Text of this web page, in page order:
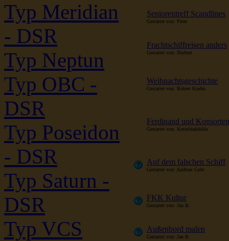
Typ Meridian
- DSR
Typ Neptun
Typ OBC -
DSR
Typ Poseidon
- DSR
Typ Saturn -
DSR
Typ VCS
Seniorentreff Scandlines
Gestartet von: Peter
Frachtschiffreisen anders
Gestartet von: Norbert
Weihnachtsgeschichte
Gestartet von: Robert Kuehn
Ferdinand und Konsorten
Gestartet von: Kutteldaddeldu
Auf dem falschen Schiff
Gestartet von: Andreas Guhr
FKK Kultur
Gestartet von: Jan B.
Außenbord malen
Gestartet von: Jan B.